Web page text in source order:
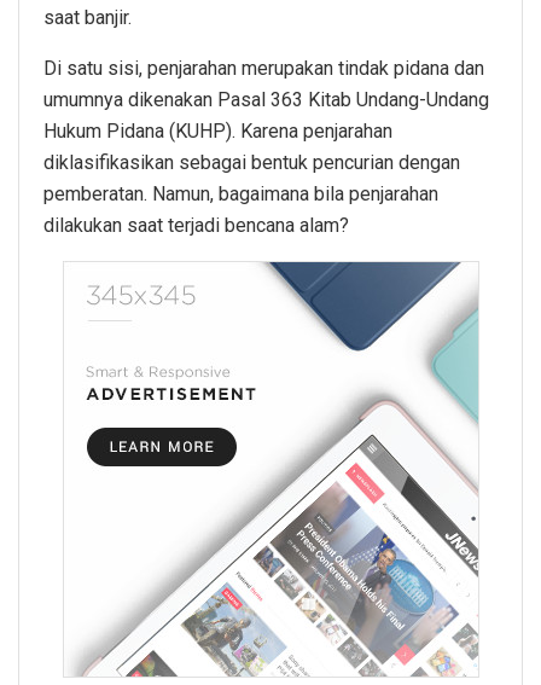
saat banjir.
Di satu sisi, penjarahan merupakan tindak pidana dan
umumnya dikenakan Pasal 363 Kitab Undang-Undang
Hukum Pidana (KUHP). Karena penjarahan
diklasifikasikan sebagai bentuk pencurian dengan
pemberatan. Namun, bagaimana bila penjarahan
dilakukan saat terjadi bencana alam?